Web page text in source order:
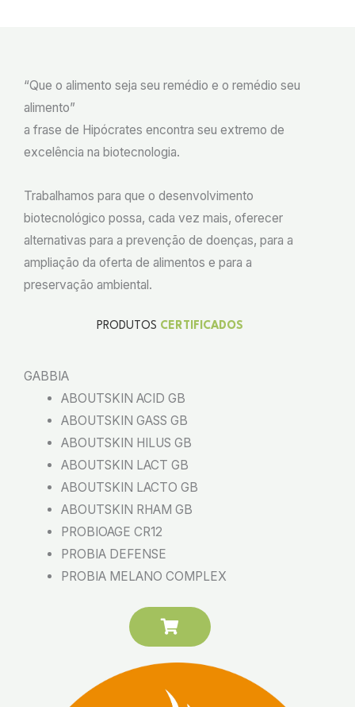
“Que o alimento seja seu remédio e o remédio seu
alimento”
a frase de Hipócrates encontra seu extremo de
excelência na biotecnologia.
Trabalhamos para que o desenvolvimento
biotecnológico possa, cada vez mais, oferecer
alternativas para a prevenção de doenças, para a
ampliação da oferta de alimentos e para a
preservação ambiental.
PRODUTOS CERTIFICADOS
GABBIA
ABOUTSKIN ACID GB
ABOUTSKIN GASS GB
ABOUTSKIN HILUS GB
ABOUTSKIN LACT GB
ABOUTSKIN LACTO GB
ABOUTSKIN RHAM GB
PROBIOAGE CR12
PROBIA DEFENSE
PROBIA MELANO COMPLEX